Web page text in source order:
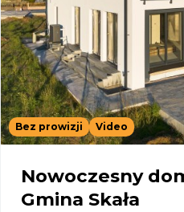
Bez prowizji Video
Nowoczesny
Gmina Skała